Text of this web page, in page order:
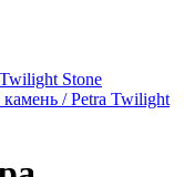
Stone
/ Petra Twilight